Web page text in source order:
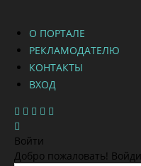
О ПОРТАЛЕ
РЕКЛАМОДАТЕЛЮ
КОНТАКТЫ
ВХОД
Войти
Добро пожаловать!